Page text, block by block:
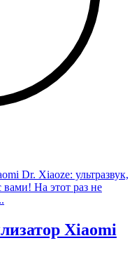
Xiaomi